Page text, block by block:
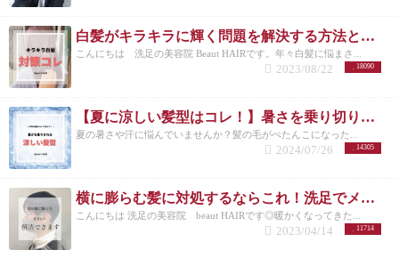
白髪がキラキラに輝く問題を解決する方法とは？白髪を活かしたカラーも紹介
こんにちは 洗足の美容院 Beaut HAIRです。年々白髪に悩まさ...
18090
2023/08/22
【夏に涼しい髪型はコレ！】暑さを乗り切りたいメンズさんにオススメの髪型とは？
夏の暑さや汗に悩んでいませんか？髪の毛がぺたんこになった...
14305
2024/07/26
横に膨らむ髪に対処するならこれ！洗足でメンズカットが得意な美容院が紹介◎
こんにちは 洗足の美容院 beaut HAIRです◎暖かくなってきた...
11714
2023/04/14